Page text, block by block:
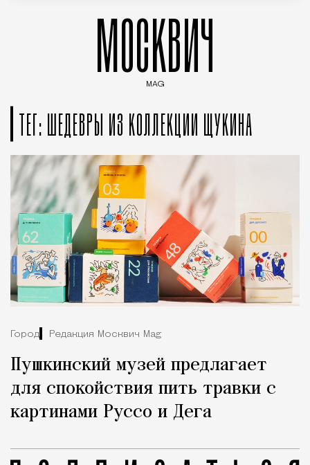
МОСКВИЧ
MAG
ТЕГ: ШЕДЕВРЫ ИЗ КОЛЛЕКЦИИ ЩУКИНА
Город Редакция Москвич Mag
Пушкинский музей предлагает
для спокойствия пить травки с
картинами Руссо и Дега